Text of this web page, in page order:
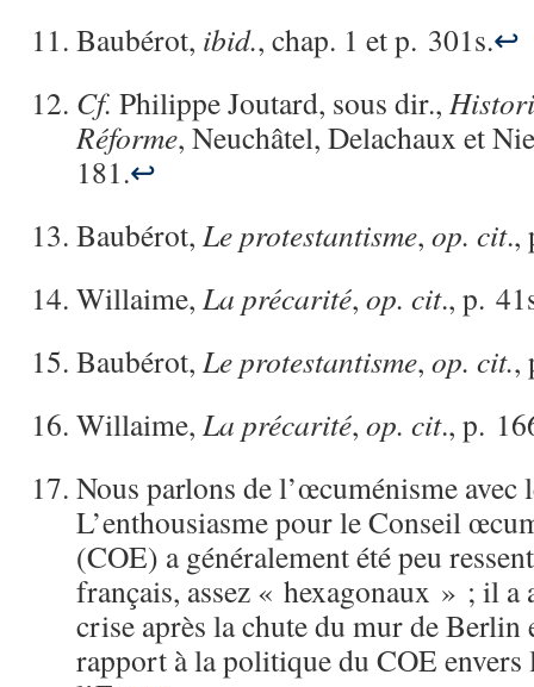
Baubérot, ibid., chap. 1 et p. 301s.↩
Cf. Philippe Joutard, sous dir.,
Réforme, Neuchâtel, Delachaux et
181.↩
Baubérot, Le protestantisme, op. cit.,
Willaime, La précarité, op. cit., p.
Baubérot, Le protestantisme, op. cit.,
Willaime, La précarité, op. cit., p.
Nous parlons de l’œcuménisme avec
L’enthousiasme pour le Conseil
(COE) a généralement été peu
français, assez « hexagonaux » ; il a
crise après la chute du mur de Berlin
rapport à la politique du COE envers